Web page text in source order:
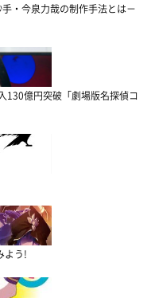
・今泉力哉の制作手法とは－
130億円突破「劇場版名探偵コ
よう!